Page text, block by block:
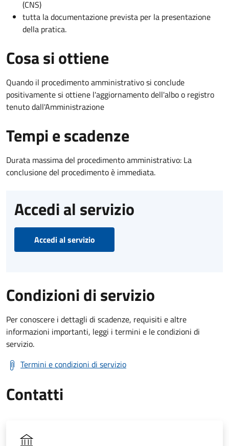
(CNS)
tutta la documentazione prevista per la presentazione
della pratica.
Cosa si ottiene
Quando il procedimento amministrativo si conclude
positivamente si ottiene l'aggiornamento dell'albo o registro
tenuto dall'Amministrazione
Tempi e scadenze
Durata massima del procedimento amministrativo: La
conclusione del procedimento è immediata.
Accedi al servizio
Accedi al servizio
Condizioni di servizio
Per conoscere i dettagli di scadenze, requisiti e altre
informazioni importanti, leggi i termini e le condizioni di
servizio.
Termini e condizioni di servizio
Contatti